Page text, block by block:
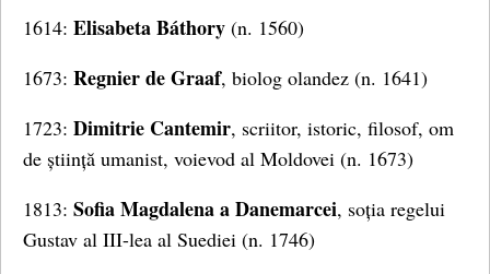
1614: Elisabeta Báthory (n. 1560)
1673: Regnier de Graaf, biolog olandez (n. 1641)
1723: Dimitrie Cantemir, scriitor, istoric, filosof, om
de știință umanist, voievod al Moldovei (n. 1673)
1813: Sofia Magdalena a Danemarcei, soția regelui
Gustav al III-lea al Suediei (n. 1746)